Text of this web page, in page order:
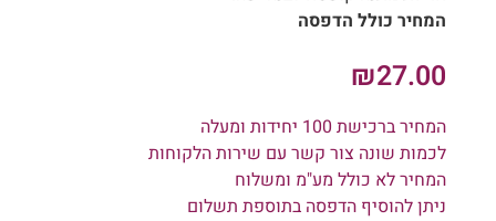
המחיר כולל הדפסה
₪27.00
המחיר ברכישת 100 יחידות ומעלה
לכמות שונה צור קשר עם שירות הלקוחות
המחיר לא כולל מע"מ ומשלוח
ניתן להוסיף הדפסה בתוספת תשלום